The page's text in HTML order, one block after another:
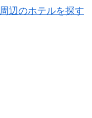
辺のホテルを探す